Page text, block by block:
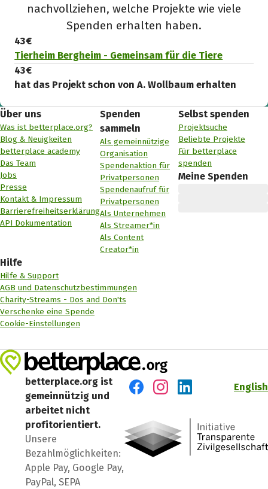
nachvollziehen, welche Projekte wie viele
Spenden erhalten haben.
43 €
Tierheim Bergheim - Gemeinsam für die Tiere
43 €
hat das Projekt schon von A. Wollbaum erhalten
Über uns
Was ist betterplace.org?
Blog & Neuigkeiten
betterplace academy
Das Team
Jobs
Presse
Kontakt & Impressum
Barrierefreiheitserklärung
API Dokumentation
Spenden
sammeln
Als gemeinnützige
Organisation
Spendenaktion für
Privatpersonen
Spendenaufruf für
Privatpersonen
Als Unternehmen
Als Streamer*in
Als Content
Creator*in
Selbst spenden
Projektsuche
Beliebte Projekte
Für betterplace
spenden
Meine Spenden
Hilfe
Hilfe & Support
AGB und Datenschutzbestimmungen
Charity-Streams - Dos and Don'ts
Verschenke eine Spende
Cookie-Einstellungen
betterplace.org ist
gemeinnützig und
arbeitet nicht
profitorientiert.
Unsere
Bezahlmöglichkeiten:
Apple Pay, Google Pay,
PayPal, SEPA
English